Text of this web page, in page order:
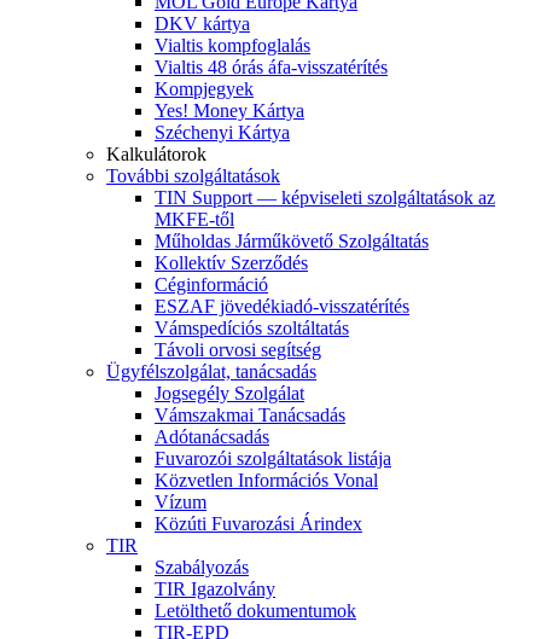
DKV kártya
Vialtis kompfoglalás
Vialtis 48 órás áfa-visszatérítés
Kompjegyek
Yes! Money Kártya
Széchenyi Kártya
Kalkulátorok
További szolgáltatások
TIN Support — képviseleti szolgáltatások az
MKFE-től
Műholdas Járműkövető Szolgáltatás
Kollektív Szerződés
Céginformáció
ESZAF jövedékiadó-visszatérítés
Vámspedíciós szoltáltatás
Távoli orvosi segítség
Ügyfélszolgálat, tanácsadás
Jogsegély Szolgálat
Vámszakmai Tanácsadás
Adótanácsadás
Fuvarozói szolgáltatások listája
Közvetlen Információs Vonal
Vízum
Közúti Fuvarozási Árindex
TIR
Szabályozás
TIR Igazolvány
Letölthető dokumentumok
TIR-EPD